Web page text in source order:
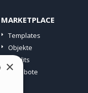
MARKETPLACE
Templates
Objekte
Credits
Angebote
×